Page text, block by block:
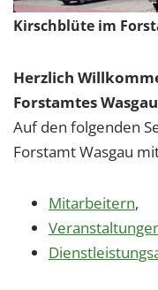
Kirschblüte im
Herzlich
Forstamtes
Auf den folgenden
Forstamt Wasgau
Mitarbeitern,
Notwendige
Funktionen und
Name:
cookie_consent
Dieser Cookie
Einverständnis-
Cookie Laufzeit: